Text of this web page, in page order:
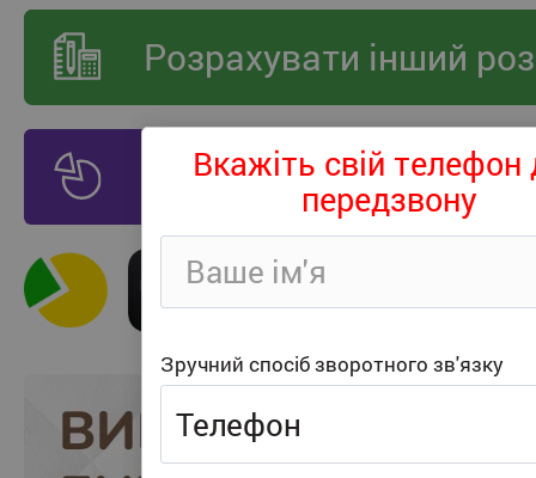
Розрахувати інший
Оплата частинами
Вкажіть свій телефон
передзвону
Зручний спосіб зворотного зв'язку